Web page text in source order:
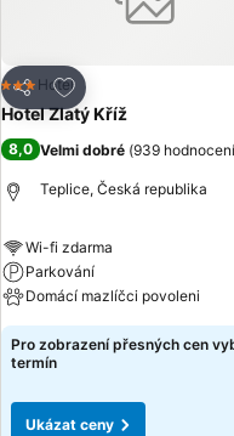
Sdílet
Přidat na seznam
3 Počet hvězdiček
Hotel
Hotel Zlatý Kříž
8,0 Velmi dobré (939 hodnocení
Teplice, Česká republika
Wi-fi zdarma
Parkování
Domácí mazlíčci povoleni
Pro zobrazení přesných cen
termín
Ukázat ceny